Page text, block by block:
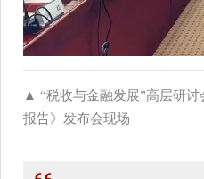
▲ “税收与金融发展”高层研
报告》发布会现场